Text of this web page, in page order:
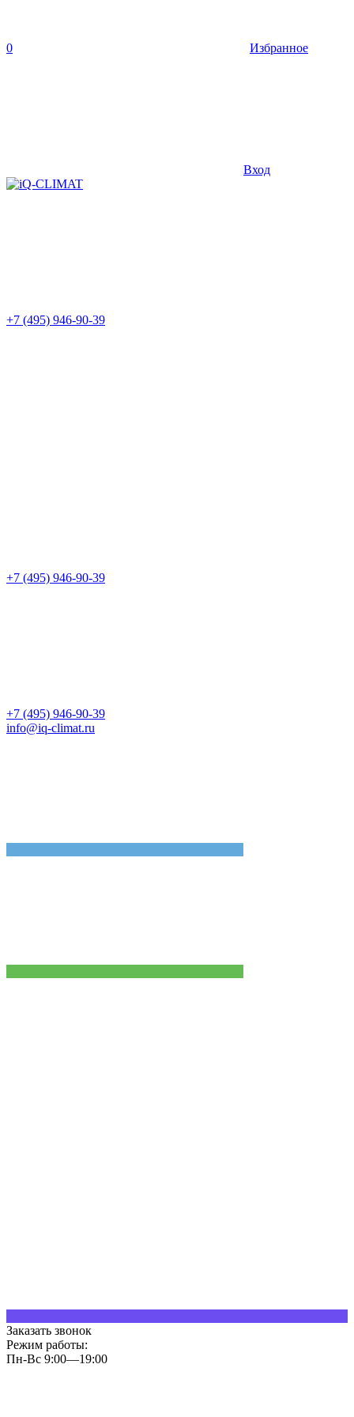
0 Избранное
Вход
+7 (495) 946-90-39
+7 (495) 946-90-39
+7 (495) 946-90-39
info@iq-climat.ru
Заказать звонок
Режим работы:
Пн-Вс 9:00—19:00